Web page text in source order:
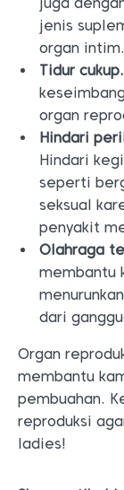
jenis
organ intim.
Tidur cukup.
organ
Hindari
Hindari
seperti
seksual
penyakit
Olahraga
membantu
dari
Organ
membantu
pembuahan.
reproduksi
ladies!